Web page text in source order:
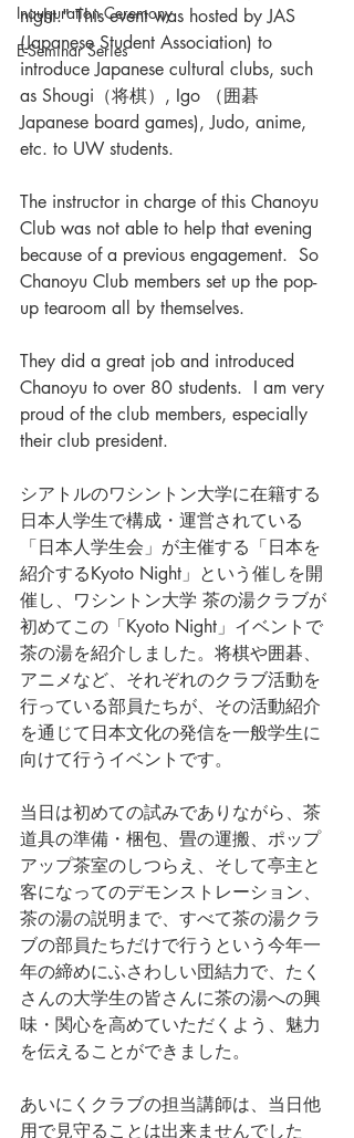
Inauguration Ceremony
E-Seminar Series
night." This event was hosted by JAS
(Japanese Student Association) to
introduce Japanese cultural clubs, such
as Shougi（将棋）, Igo （囲碁
Japanese board games), Judo, anime,
etc. to UW students.
The instructor in charge of this Chanoyu
Club was not able to help that evening
because of a previous engagement.  So
Chanoyu Club members set up the pop-
up tearoom all by themselves.
They did a great job and introduced
Chanoyu to over 80 students.  I am very
proud of the club members, especially
their club president.
シアトルのワシントン大学に在籍する
日本人学生で構成・運営されている
「日本人学生会」が主催する「日本を
紹介するKyoto Night」という催しを開
催し、ワシントン大学 茶の湯クラブが
初めてこの「Kyoto Night」イベントで
茶の湯を紹介しました。将棋や囲碁、
アニメなど、それぞれのクラブ活動を
行っている部員たちが、その活動紹介
を通じて日本文化の発信を一般学生に
向けて行うイベントです。
当日は初めての試みでありながら、茶
道具の準備・梱包、畳の運搬、ポップ
アップ茶室のしつらえ、そして亭主と
客になってのデモンストレーション、
茶の湯の説明まで、すべて茶の湯クラ
ブの部員たちだけで行うという今年一
年の締めにふさわしい団結力で、たく
さんの大学生の皆さんに茶の湯への興
味・関心を高めていただくよう、魅力
を伝えることができました。
あいにくクラブの担当講師は、当日他
用で見守ることは出来ませんでした